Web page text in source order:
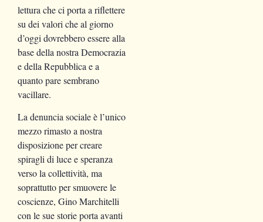
lettura che ci porta a riflettere
su dei valori che al giorno
d’oggi dovrebbero essere alla
base della nostra Democrazia
e della Repubblica e a
quanto pare sembrano
vacillare.
La denuncia sociale è l’unico
mezzo rimasto a nostra
disposizione per creare
spiragli di luce e speranza
verso la collettività, ma
soprattutto per smuovere le
coscienze, Gino Marchitelli
con le sue storie porta avanti